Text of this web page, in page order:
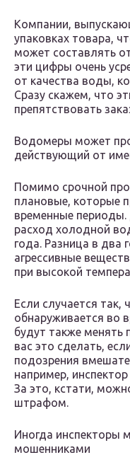
Компании,
упаковках товара,
может составлять
эти цифры очень
от качества воды,
Сразу скажем, что
препятствовать
Водомеры может
действующий от
Помимо срочной
плановые, которые
временные
расход холодной
года. Разница в два
агрессивные
при высокой
Если случается так,
обнаруживается во
будут также менять
вас это сделать,
подозрения
например,
За это, кстати,
штрафом.
Иногда инспекторы
мошенниками